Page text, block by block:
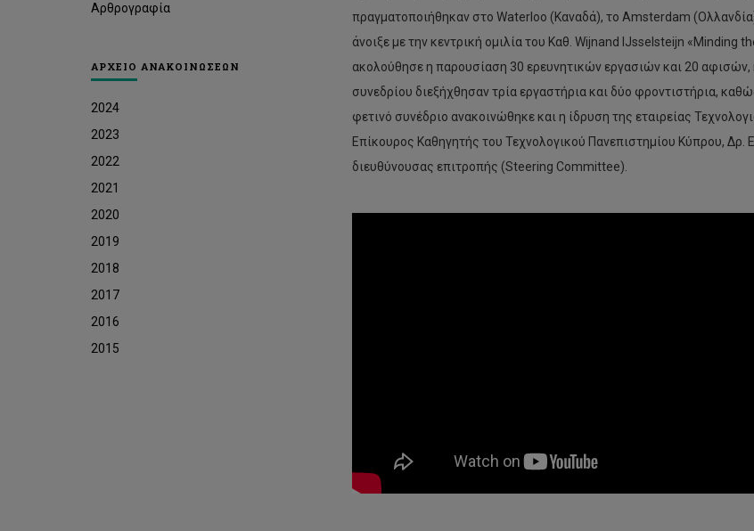
Αρθρογραφία
ΑΡΧΕΙΟ ΑΝΑΚΟΙΝΩΣΕΩΝ
2024
2023
2022
2021
2020
2019
2018
2017
2016
2015
πραγματοποιήθηκαν στο Waterloo (Καναδά), το Amsterdam
άνοιξε με την κεντρική ομιλία του Καθ. Wijnand IJsselsteijn «Minding
ακολούθησε η παρουσίαση 30 ερευνητικών εργασιών και 20
συνεδρίου διεξήχθησαν τρία εργαστήρια και δύο φροντιστήρια,
φετινό συνέδριο ανακοινώθηκε και η ίδρυση της εταιρείας
Επίκουρος Καθηγητής του Τεχνολογικού Πανεπιστημίου Κύπρου,
διευθύνουσας επιτροπής (Steering Committee).